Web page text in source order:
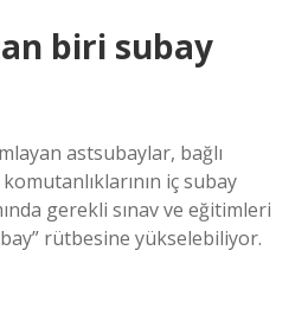
biri subay
astsubaylar, bağlı
iç subay
gerekli sınav ve eğitimleri
rütbesine yükselebiliyor.